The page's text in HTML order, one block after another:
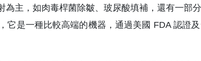
主，如肉毒桿菌除皺、玻尿酸填補，還有一部
是一種比較高端的機器，通過美國 FDA 認證